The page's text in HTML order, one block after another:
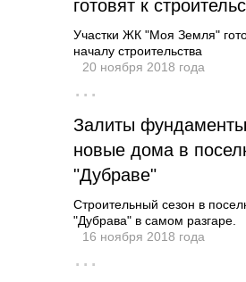
готовят к
Участки ЖК "Моя Земля"
началу строительства
20 ноября 2018 года
···
Залиты
новые дома в
"Дубраве"
Строительный сезон в
"Дубрава" в самом разгаре.
16 ноября 2018 года
···